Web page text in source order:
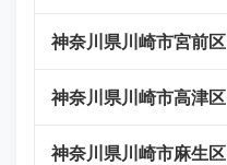
神奈川県川崎市宮前区
神奈川県川崎市高津区
神奈川県川崎市麻生区